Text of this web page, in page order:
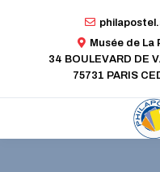
Musée de La
34 BOULEVARD DE
75731 PARIS